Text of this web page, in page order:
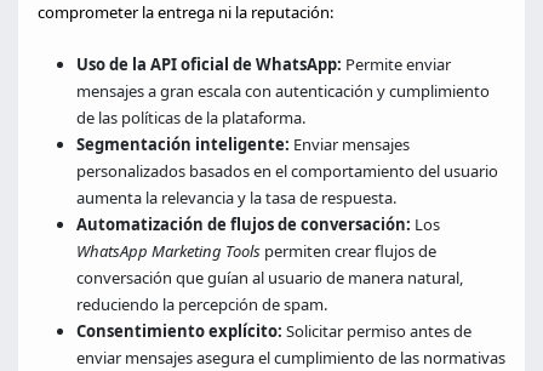
comprometer la entrega ni la reputación:
Uso de la API oficial de WhatsApp: Permite enviar
mensajes a gran escala con autenticación y cumplimiento
de las políticas de la plataforma.
Segmentación inteligente: Enviar mensajes
personalizados basados en el comportamiento del usuario
aumenta la relevancia y la tasa de respuesta.
Automatización de flujos de conversación: Los
WhatsApp Marketing Tools permiten crear flujos de
conversación que guían al usuario de manera natural,
reduciendo la percepción de spam.
Consentimiento explícito: Solicitar permiso antes de
enviar mensajes asegura el cumplimiento de las normativas